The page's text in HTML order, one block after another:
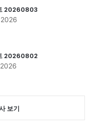
20260803
20260802
보기